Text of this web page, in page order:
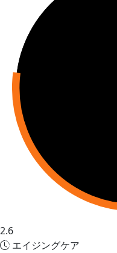
2.6
エイジングケア